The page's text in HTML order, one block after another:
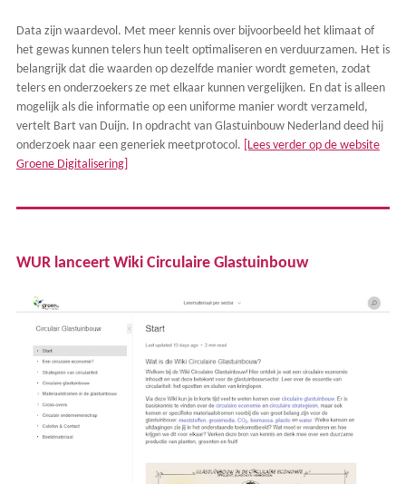
Data zijn waardevol. Met meer kennis over bijvoorbeeld het klimaat of
het gewas kunnen telers hun teelt optimaliseren en verduurzamen. Het is
belangrijk dat die waarden op dezelfde manier wordt gemeten, zodat
telers en onderzoekers ze met elkaar kunnen vergelijken. En dat is alleen
mogelijk als die informatie op een uniforme manier wordt verzameld,
vertelt Bart van Duijn. In opdracht van Glastuinbouw Nederland deed hij
onderzoek naar een generiek meetprotocol. [Lees verder op de website
Groene Digitalisering]
WUR lanceert Wiki Circulaire Glastuinbouw